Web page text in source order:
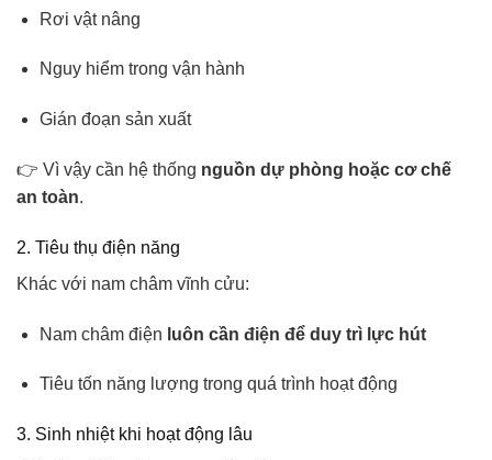
Rơi vật nâng
Nguy hiểm trong vận hành
Gián đoạn sản xuất
👉 Vì vậy cần hệ thống nguồn dự phòng hoặc cơ chế
an toàn.
2. Tiêu thụ điện năng
Khác với nam châm vĩnh cửu:
Nam châm điện luôn cần điện để duy trì lực hút
Tiêu tốn năng lượng trong quá trình hoạt động
3. Sinh nhiệt khi hoạt động lâu